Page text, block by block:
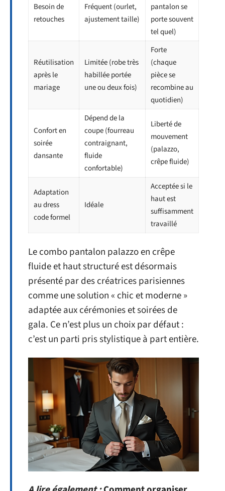
Besoin de
retouches
Fréquent (ourlet,
ajustement taille)
pantalon se
porte souvent
tel quel)
Réutilisation
après le
mariage
Limitée (robe très
habillée portée
une ou deux fois)
Forte
(chaque
pièce se
recombine au
quotidien)
Confort en
soirée
dansante
Dépend de la
coupe (fourreau
contraignant,
fluide
confortable)
Liberté de
mouvement
(palazzo,
crêpe fluide)
Adaptation
au dress
code formel
Idéale
Acceptée si le
haut est
suffisamment
travaillé
Le combo pantalon palazzo en crêpe
fluide et haut structuré est désormais
présenté par des créatrices parisiennes
comme une solution « chic et moderne »
adaptée aux cérémonies et soirées de
gala. Ce n’est plus un choix par défaut :
c’est un parti pris stylistique à part entière.